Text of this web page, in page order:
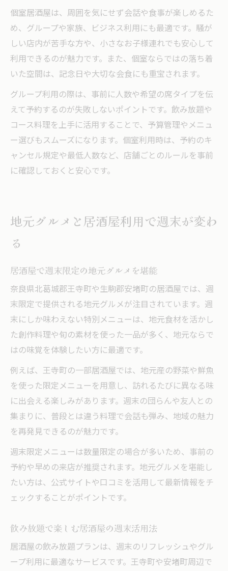
個室居酒屋は、周囲を気にせず会話や食事が楽しめるた
め、グループや家族、ビジネス利用にも最適です。騒が
しい店内が苦手な方や、小さなお子様連れでも安心して
利用できるのが魅力です。また、個室ならではの落ち着
いた空間は、記念日や大切な会食にも重宝されます。
グループ利用の際は、事前に人数や希望の席タイプを伝
えて予約するのが失敗しないポイントです。飲み放題や
コース料理を上手に活用することで、予算管理やメニュ
ー選びもスムーズになります。個室利用時は、予約のキ
ャンセル規定や最低人数など、店舗ごとのルールを事前
に確認しておくと安心です。
地元グルメと居酒屋利用で週末が変わ
る
居酒屋で週末限定の地元グルメを堪能
奈良県北葛城郡王寺町や生駒郡安堵町の居酒屋では、週
末限定で提供される地元グルメが注目されています。週
末にしか味わえない特別メニューは、地元食材を活かし
た創作料理や旬の素材を使った一品が多く、地元ならで
はの味覚を体験したい方に最適です。
例えば、王寺町の一部居酒屋では、地元産の野菜や鮮魚
を使った限定メニューを用意し、訪れるたびに異なる味
に出会える楽しみがあります。週末の団らんや友人との
集まりに、普段とは違う料理で会話も弾み、地域の魅力
を再発見できるのが魅力です。
週末限定メニューは数量限定の場合が多いため、事前の
予約や早めの来店が推奨されます。地元グルメを堪能し
たい方は、公式サイトや口コミを活用して最新情報をチ
ェックすることがポイントです。
飲み放題で楽しむ居酒屋の週末活用法
居酒屋の飲み放題プランは、週末のリフレッシュやグル
ープ利用に最適なサービスです。王寺町や安堵町周辺で